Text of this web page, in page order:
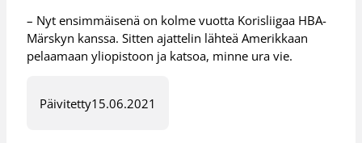
– Nyt ensimmäisenä on kolme vuotta Korisliigaa HBA-
Märskyn kanssa. Sitten ajattelin lähteä Amerikkaan
pelaamaan yliopistoon ja katsoa, minne ura vie.
Päivitetty15.06.2021